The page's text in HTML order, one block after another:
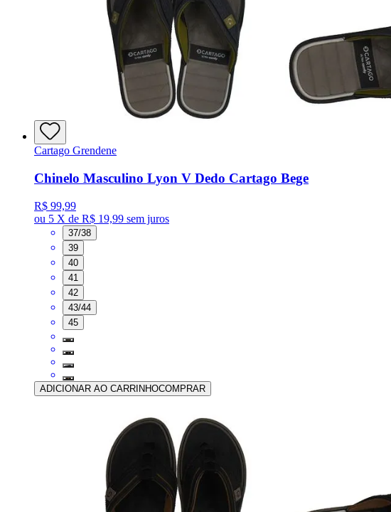
Cartago Grendene
Chinelo Masculino Lyon V Dedo Cartago Bege
R$ 99,99
ou 5 X de R$ 19,99 sem juros
37/38
39
40
41
42
43/44
45
ADICIONAR AO CARRINHOCOMPRAR